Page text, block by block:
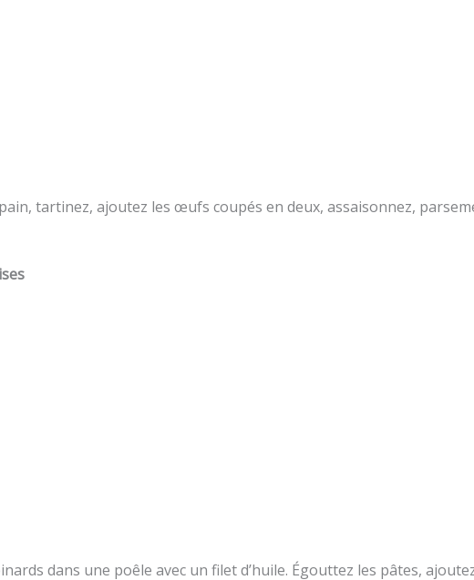
tartinez, ajoutez les œufs coupés en deux, assaisonnez,
dans une poêle avec un filet d’huile. Égouttez les pâtes,